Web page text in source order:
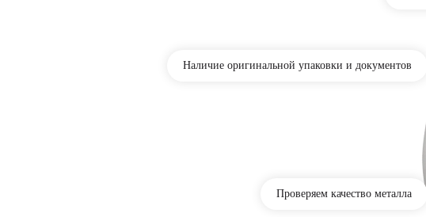
Наличие оригинальной упаковки и документов
Проверяем качество металла